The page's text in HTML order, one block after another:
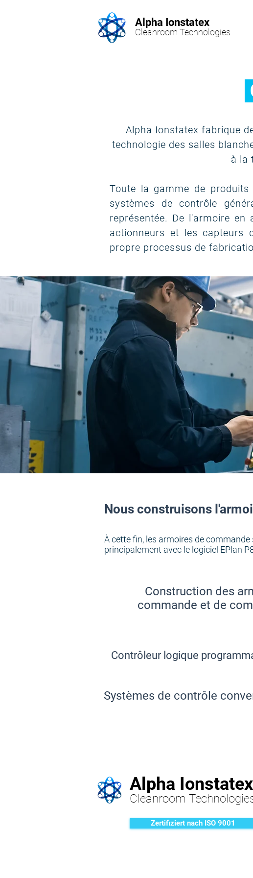
Alpha Ionstatex
Cleanroom Technologies
Alpha Ionstatex fabrique
technologie des salles
à la
Toute la gamme de produits
systèmes de contrôle
représentée. De l'armoire
actionneurs et les capteurs
propre processus de
Nous construisons
À cette fin, les armoires de
principalement avec le logiciel EPlan
Construction des
commande et de
Contrôleur logique
Systèmes de contrôle
Alpha Ionstatex
Cleanroom
Zertifiziert nach ISO 9001